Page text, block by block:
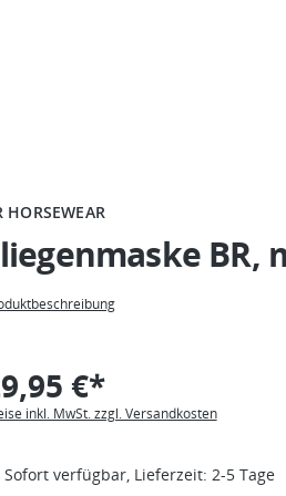
HORSEWEAR
BR,
€*
inkl. MwSt. zzgl. Versandkosten
Sofort verfügbar, Lieferzeit: 2-5 Tage